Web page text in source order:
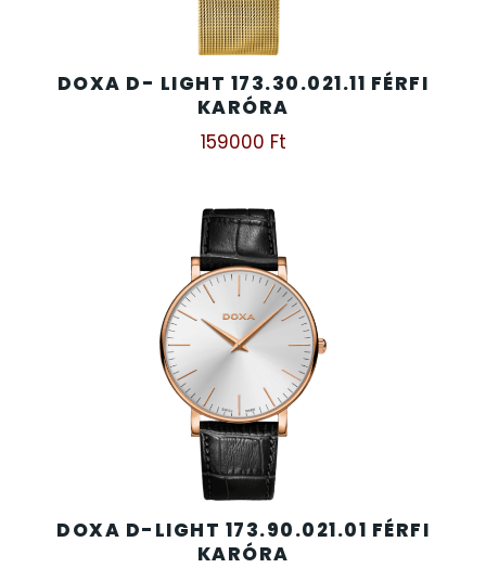
DOXA D- LIGHT 173.30.021.11 FÉRFI
KARÓRA
159000 Ft
DOXA D-LIGHT 173.90.021.01 FÉRFI
KARÓRA